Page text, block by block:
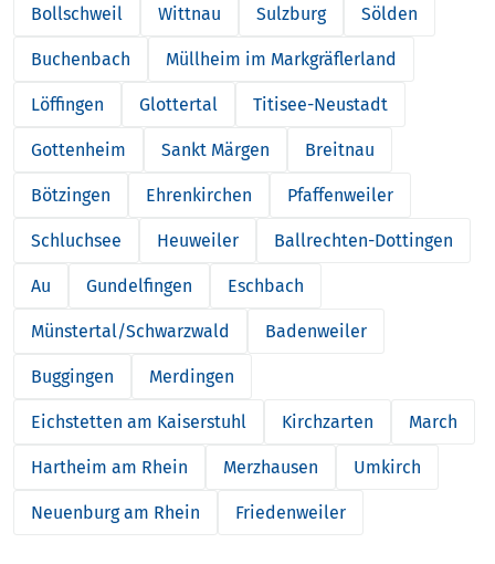
Bollschweil Wittnau Sulzburg Sölden
Buchenbach Müllheim im Markgräflerland
Löffingen Glottertal Titisee-Neustadt
Gottenheim Sankt Märgen Breitnau
Bötzingen Ehrenkirchen Pfaffenweiler
Schluchsee Heuweiler Ballrechten-Dottingen
Au Gundelfingen Eschbach
Münstertal/Schwarzwald Badenweiler
Buggingen Merdingen
Eichstetten am Kaiserstuhl Kirchzarten March
Hartheim am Rhein Merzhausen Umkirch
Neuenburg am Rhein Friedenweiler